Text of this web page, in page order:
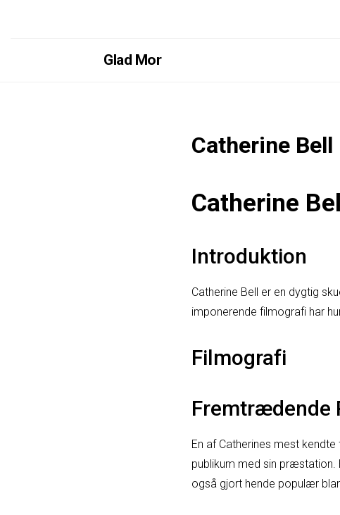
Glad Mor
Catherine Bell
Catherine
Introduktion
Catherine Bell er en dygtig
imponerende filmografi har
Filmografi
Fremtrædende
En af Catherines mest
publikum med sin præstation.
også gjort hende populær